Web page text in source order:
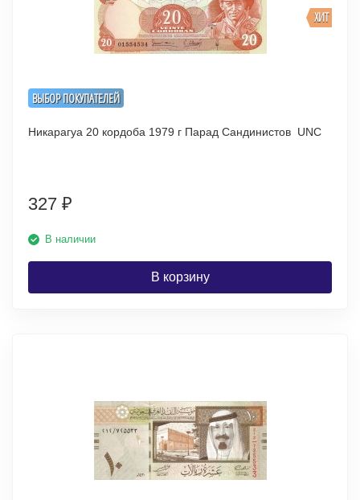
ВЫБОР ПОКУПАТЕЛЕЙ
ХИТ
Никарагуа 20 кордоба 1979 г Парад Сандинистов UNC
327 ₽
В наличии
В корзину